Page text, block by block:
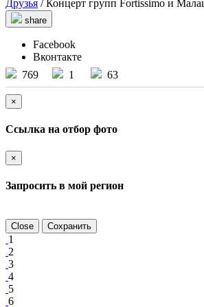
Друзья / Концерт групп Fortissimo и
share
Facebook
Вконтакте
769
1 63
×
Ссылка на отбор фото
×
Запросить в мой регион
Close Сохранить
1
2
3
4
5
6